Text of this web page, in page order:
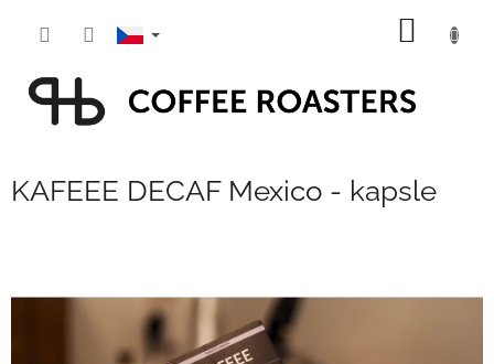
KAFEEE DECAF Mexico - kapsle